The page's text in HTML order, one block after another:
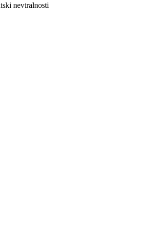
nevtralnosti